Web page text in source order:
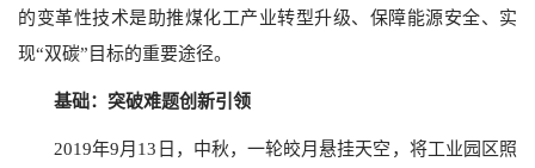
的变革性技术是助推煤化工产业转型升级、保障能源安全、实
现“双碳”目标的重要途径。
基础：突破难题创新引领
2019年9月13日，中秋，一轮皎月悬挂天空，将工业园区照